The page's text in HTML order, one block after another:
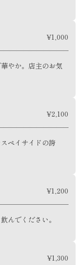
¥1,000
やか。店主のお気
¥2,100
ペイサイドの誇
¥1,200
んでください。
¥1,300